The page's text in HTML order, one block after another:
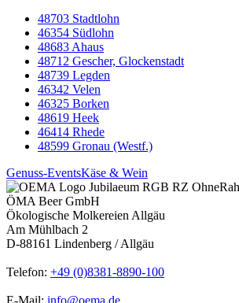
48703 Stadtlohn
46354 Südlohn
48683 Ahaus
48712 Gescher, Glockenstadt
48739 Legden
46342 Velen
46325 Borken
48619 Heek
46414 Rhede
48599 Gronau (Westf.)
Genuss-EventsKäse & Wein
ÖMA Beer GmbH
Ökologische Molkereien Allgäu
Am Mühlbach 2
D-88161 Lindenberg / Allgäu
Telefon: +49 (0)8381-8890-100